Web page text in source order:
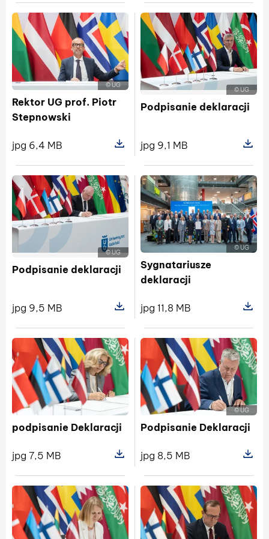
© UG
Rektor UG prof. Piotr
Stepnowski
jpg 6,4 MB
Pokaż szczegóły pliku Rektor UG
© UG
Podpisanie deklaracji
jpg 9,1 MB
© UG
Podpisanie deklaracji
jpg 9,5 MB
Pokaż szczegóły pliku Podpisanie
© UG
Sygnatariusze
deklaracji
jpg 11,8 MB
podpisanie Deklaracji
jpg 7,5 MB
Pokaż szczegóły pliku podpisanie
© UG
Podpisanie Deklaracji
jpg 8,5 MB